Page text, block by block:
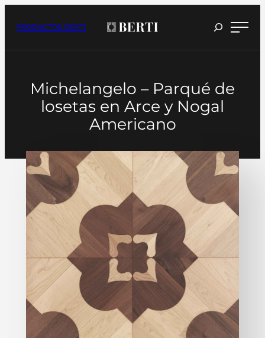
Saltar
contenido
PRODUCTOS BERTI
Michelangelo – Parqué de
losetas en Arce y Nogal
Americano